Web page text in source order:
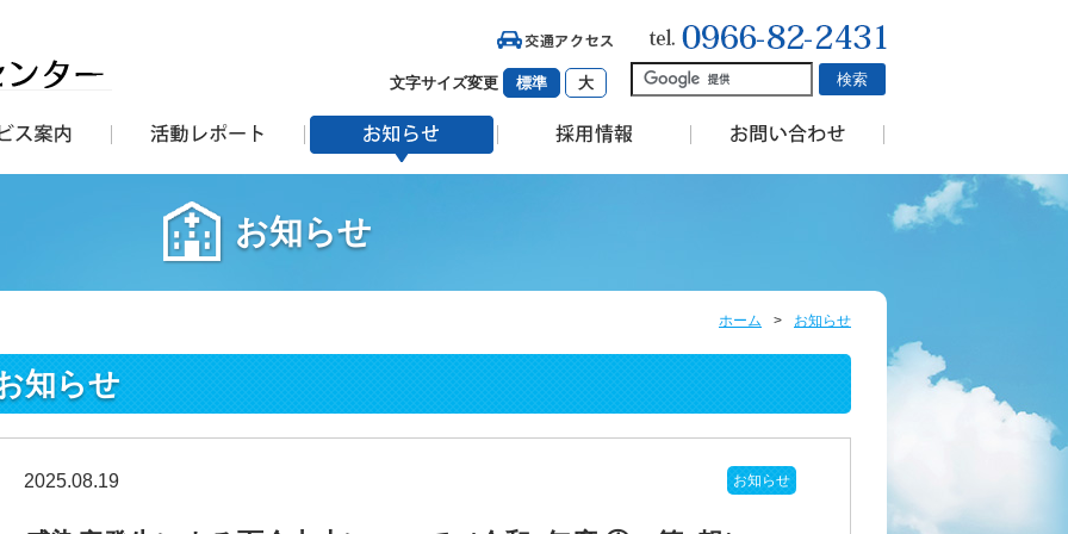
文字サイズ変更 標準 大
お知らせ
ホーム > お知らせ
知らせ
2025.08.19 お知らせ